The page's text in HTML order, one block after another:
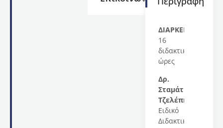
ΔΙΑΡΚΕΙΑ
16
διδακτικές
ώρες
Δρ.
Σταμάτιος
Τζελέπης
Ειδικό
Διδακτικό